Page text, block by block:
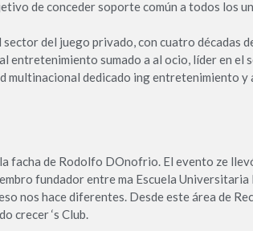
de conceder soporte común a todos los
del juego privado, con cuatro décadas
entretenimiento sumado a al ocio, líder en
multinacional dedicado ing entretenimiento
de Rodolfo DOnofrio. El evento ze
fundador entre ma Escuela Universitaria
nos hace diferentes. Desde este área de
crecer ‘s Club.